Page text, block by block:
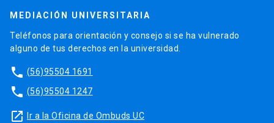
MEDIACIÓN UNIVERSITARIA
Teléfonos para orientación y consejo si se ha vulnerado
alguno de tus derechos en la universidad.
phone (56)95504 1691
phone (56)95504 1247
launch Ir a la Oficina de Ombuds UC